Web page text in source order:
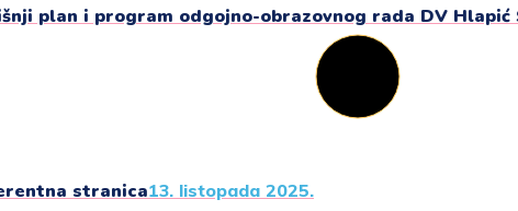
plan i program odgojno-obrazovnog rada DV Hlapić
stranica13. listopada 2025.